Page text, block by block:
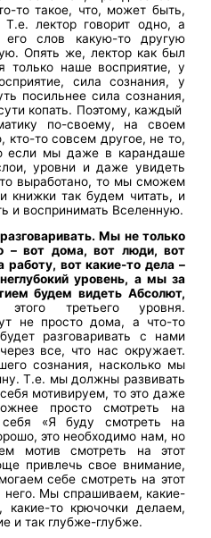
то такое, что, может быть,
лектор говорит одно, а
слов какую-то другую
Опять же, лектор как был
только наше восприятие, у
сила сознания, у
посильнее сила сознания,
копать. Поэтому, каждый
по-своему, на своем
кто-то совсем другое, не то,
если мы даже в карандаше
уровни и даже увидеть
выработано, то мы сможем
книжки так будем читать, и
и воспринимать Вселенную.
Мы не только
– вот дома, вот люди, вот
вот какие-то дела –
уровень, а мы за
будем видеть Абсолют,
третьего уровня.
не просто дома, а что-то
разговаривать с нами
все, что нас окружает.
сознания, насколько мы
Т.е. мы должны развивать
мотивируем, то это даже
просто смотреть на
«Я буду смотреть на
это необходимо нам, но
мотив смотреть на этот
привлечь свое внимание,
себе смотреть на этот
него. Мы спрашиваем, какие-
то крючочки делаем,
и так глубже-глубже.